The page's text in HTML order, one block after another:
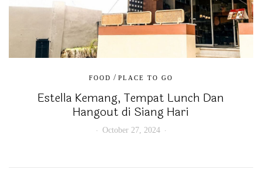
FOOD / PLACE TO GO
Estella Kemang, Tempat Lunch Dan
Hangout di Siang Hari
October 27, 2024